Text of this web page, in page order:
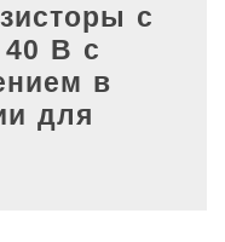
с
40 В с
в
для